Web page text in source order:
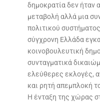
b
o
o
k
er e
δημοκρατία δεν ήταν
μεταβολή αλλά μια
πολιτικού
σύγχρονη Ελλάδα
κοινοβουλευτική
συνταγματικά
ελεύθερες εκλογές,
και ρητή απεμπλοκή
Η ένταξη της χώρας